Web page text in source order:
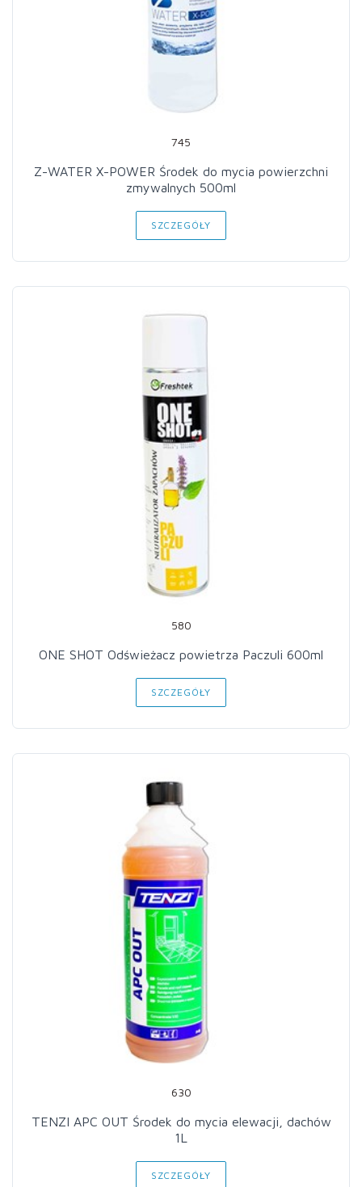
745
Z-WATER X-POWER Środek do mycia powierzchni
zmywalnych 500ml
SZCZEGÓŁY
580
ONE SHOT Odświeżacz powietrza Paczuli 600ml
SZCZEGÓŁY
630
TENZI APC OUT Środek do mycia elewacji, dachów
1L
SZCZEGÓŁY